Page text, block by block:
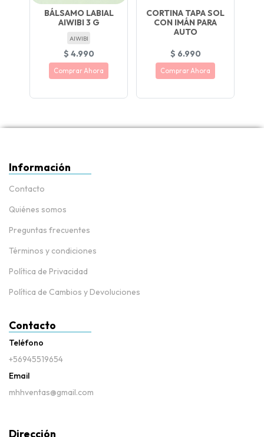
BÁLSAMO LABIAL
AIWIBI 3 G
AIWIBI
$ 4.990
Comprar Ahora
CORTINA TAPA SOL
CON IMÁN PARA
AUTO
$ 6.990
Comprar Ahora
Información
Contacto
Quiénes somos
Preguntas frecuentes
Términos y condiciones
Política de Privacidad
Política de Cambios y Devoluciones
Contacto
Teléfono
+56945519654
Email
mhhventas@gmail.com
Dirección